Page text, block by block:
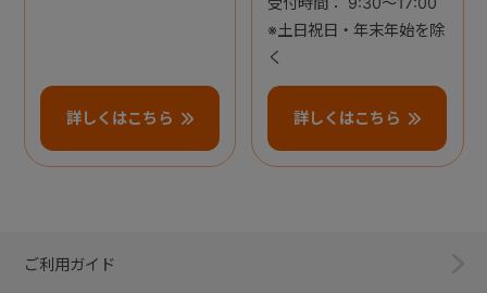
詳しくはこちら
※土日祝日・年末年始を除
く
詳しくはこちら
ご利用ガイド